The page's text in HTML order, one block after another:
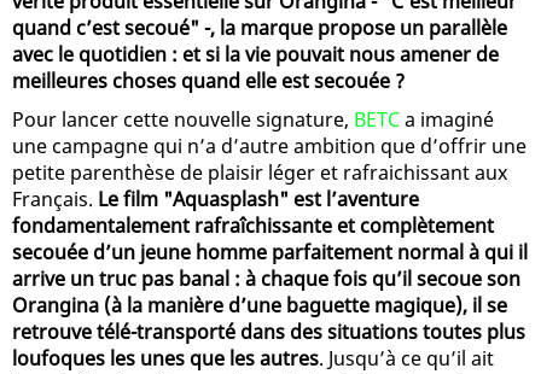
quand c’est secoué" -, la marque propose un parallèle
avec le quotidien : et si la vie pouvait nous amener de
meilleures choses quand elle est secouée ?
Pour lancer cette nouvelle signature, BETCa imaginé
une campagne qui n’a d’autre ambition que d’offrir une
petite parenthèse de plaisir léger et rafraichissant aux
Français. Le film "Aquasplash" est l’aventure
fondamentalement rafraîchissante et complètement
secouée d’un jeune homme parfaitement normal à qui il
arrive un truc pas banal : à chaque fois qu’il secoue son
Orangina (à la manière d’une baguette magique), il se
retrouve télé-transporté dans des situations toutes plus
loufoques les unes que les autres. Jusqu’à ce qu’il ait